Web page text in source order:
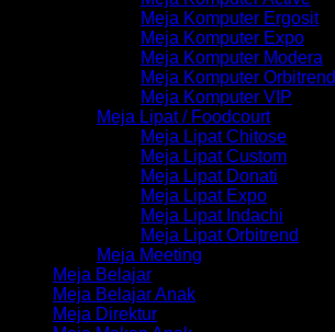
Meja Komputer Ergosit
Meja Komputer Expo
Meja Komputer Modera
Meja Komputer Orbitrend
Meja Komputer VIP
Meja Lipat / Foodcourt
Meja Lipat Chitose
Meja Lipat Custom
Meja Lipat Donati
Meja Lipat Expo
Meja Lipat Indachi
Meja Lipat Orbitrend
Meja Meeting
Meja Belajar
Meja Belajar Anak
Meja Direktur